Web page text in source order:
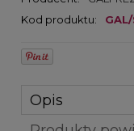
Kod produktu:
Opis